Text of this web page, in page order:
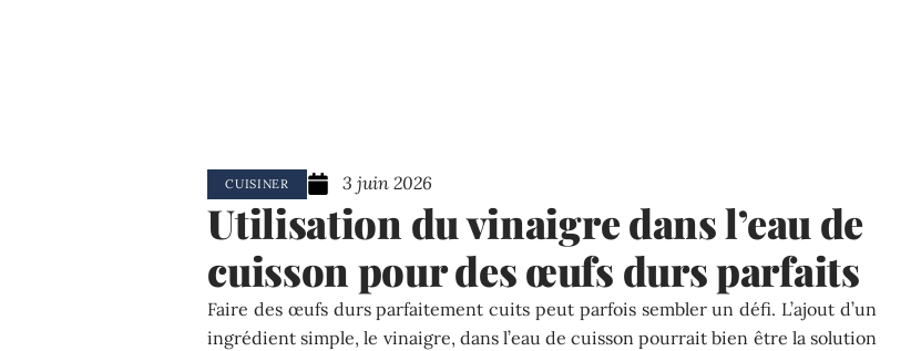
CUISINER 3 juin 2026
Utilisation du vinaigre dans l’eau de
cuisson pour des œufs durs parfaits
Faire des œufs durs parfaitement cuits peut parfois sembler un défi. L’ajout d’un
ingrédient simple, le vinaigre, dans l’eau de cuisson pourrait bien être la solution